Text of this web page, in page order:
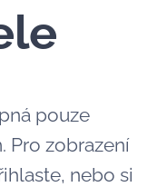
pouze
Pro zobrazení
nebo si